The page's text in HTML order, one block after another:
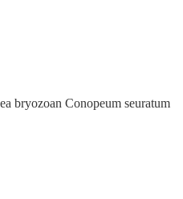
bryozoan Conopeum seuratum